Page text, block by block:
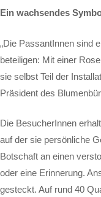
Ein wachsendes
„Die PassantInnen sind
beteiligen: Mit einer
sie selbst Teil der
Präsident des
Die BesucherInnen
auf der sie persönliche
Botschaft an einen
oder eine Erinnerung.
gesteckt. Auf rund 40